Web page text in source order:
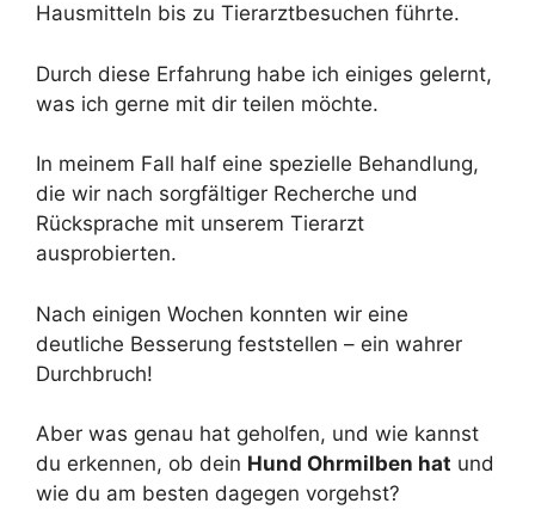
Hausmitteln bis zu Tierarztbesuchen führte.
Durch diese Erfahrung habe ich einiges gelernt,
was ich gerne mit dir teilen möchte.
In meinem Fall half eine spezielle Behandlung,
die wir nach sorgfältiger Recherche und
Rücksprache mit unserem Tierarzt
ausprobierten.
Nach einigen Wochen konnten wir eine
deutliche Besserung feststellen – ein wahrer
Durchbruch!
Aber was genau hat geholfen, und wie kannst
du erkennen, ob dein Hund Ohrmilben hat und
wie du am besten dagegen vorgehst?